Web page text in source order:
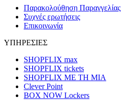
Παρακολούθηση Παραγγελίας
Συχνές ερωτήσεις
Επικοινωνία
ΥΠΗΡΕΣΙΕΣ
SHOPFLIX max
SHOPFLIX tickets
SHOPFLIX ΜΕ ΤΗ ΜΙΑ
Clever Point
BOX NOW Lockers